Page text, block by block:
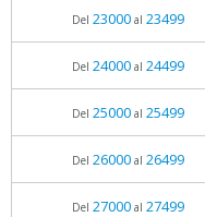
Del 23000al 23499
Del 24000al 24499
Del 25000al 25499
Del 26000al 26499
Del 27000al 27499